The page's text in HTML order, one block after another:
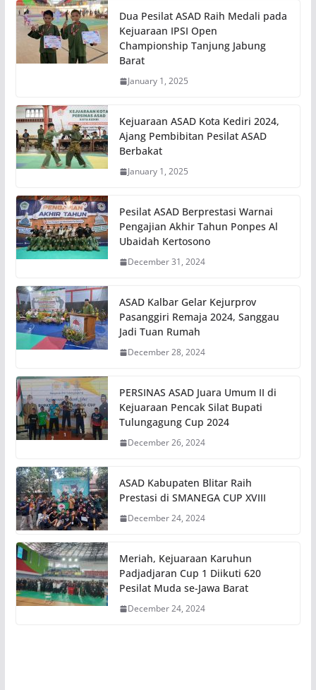
Dua Pesilat ASAD Raih Medali pada
Kejuaraan IPSI Open
Championship Tanjung Jabung
Barat
January 1, 2025
Kejuaraan ASAD Kota Kediri 2024,
Ajang Pembibitan Pesilat ASAD
Berbakat
January 1, 2025
Pesilat ASAD Berprestasi Warnai
Pengajian Akhir Tahun Ponpes Al
Ubaidah Kertosono
December 31, 2024
ASAD Kalbar Gelar Kejurprov
Pasanggiri Remaja 2024, Sanggau
Jadi Tuan Rumah
December 28, 2024
PERSINAS ASAD Juara Umum II di
Kejuaraan Pencak Silat Bupati
Tulungagung Cup 2024
December 26, 2024
ASAD Kabupaten Blitar Raih
Prestasi di SMANEGA CUP XVIII
December 24, 2024
Meriah, Kejuaraan Karuhun
Padjadjaran Cup 1 Diikuti 620
Pesilat Muda se-Jawa Barat
December 24, 2024